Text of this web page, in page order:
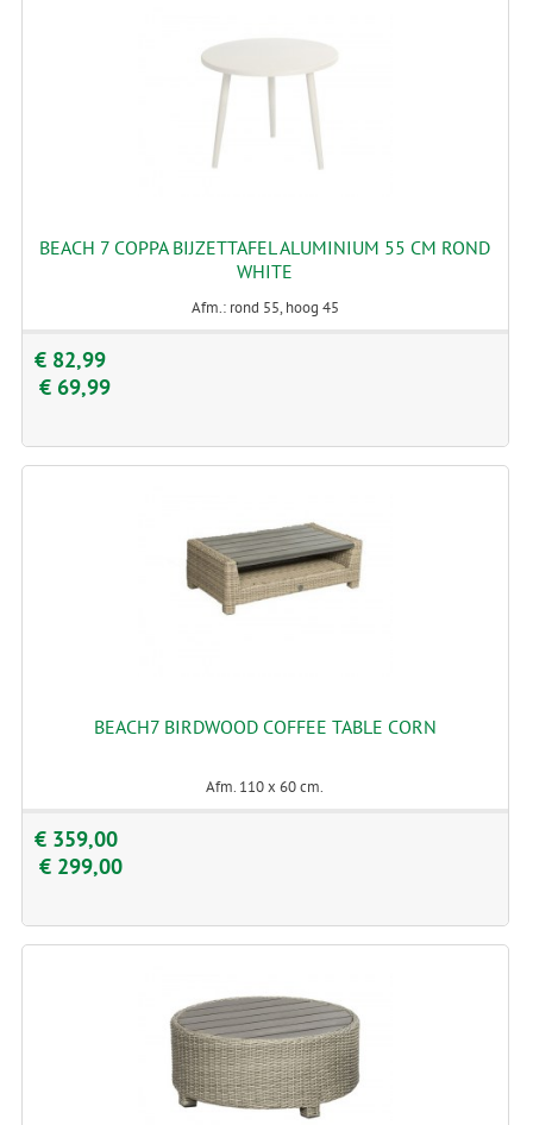
BEACH 7 COPPA BIJZETTAFEL ALUMINIUM 55 CM ROND
WHITE
Afm.: rond 55, hoog 45
€ 82,99
€ 69,99
BEACH7 BIRDWOOD COFFEE TABLE CORN
Afm. 110 x 60 cm.
€ 359,00
€ 299,00